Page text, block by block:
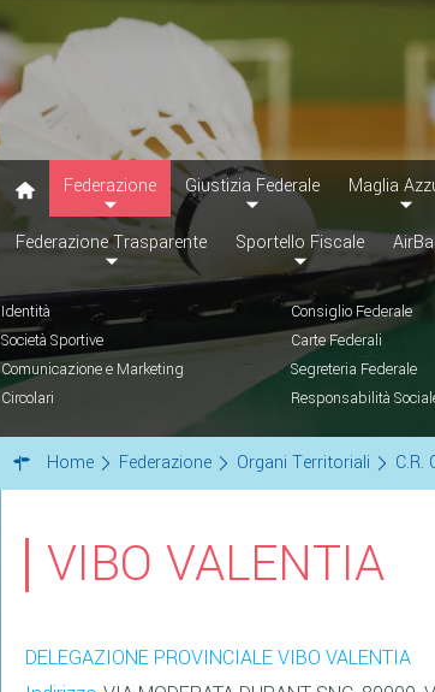
Federazione Giustizia Federale Maglia
Federazione Trasparente Sportello Fiscale
Identità Consiglio Federale
Società Sportive
Carte Federali
Comunicazione e Marketing
Segreteria Federale
Circolari
Responsabilità
Home Federazione Organi Territoriali C.R.
VIBO VALENTIA
DELEGAZIONE PROVINCIALE VIBO VALENTIA